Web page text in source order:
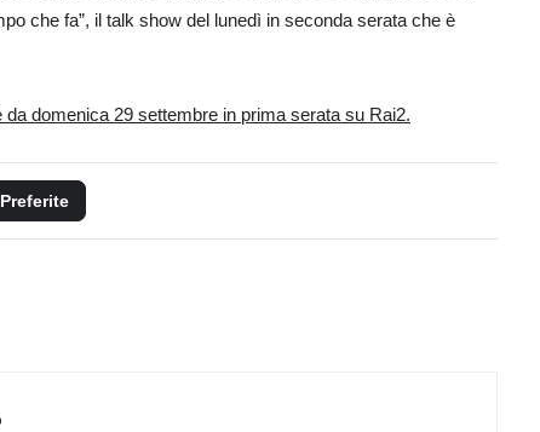
che fa”, il talk show del lunedì in seconda serata che è
da domenica 29 settembre in prima serata su Rai2.
Preferite